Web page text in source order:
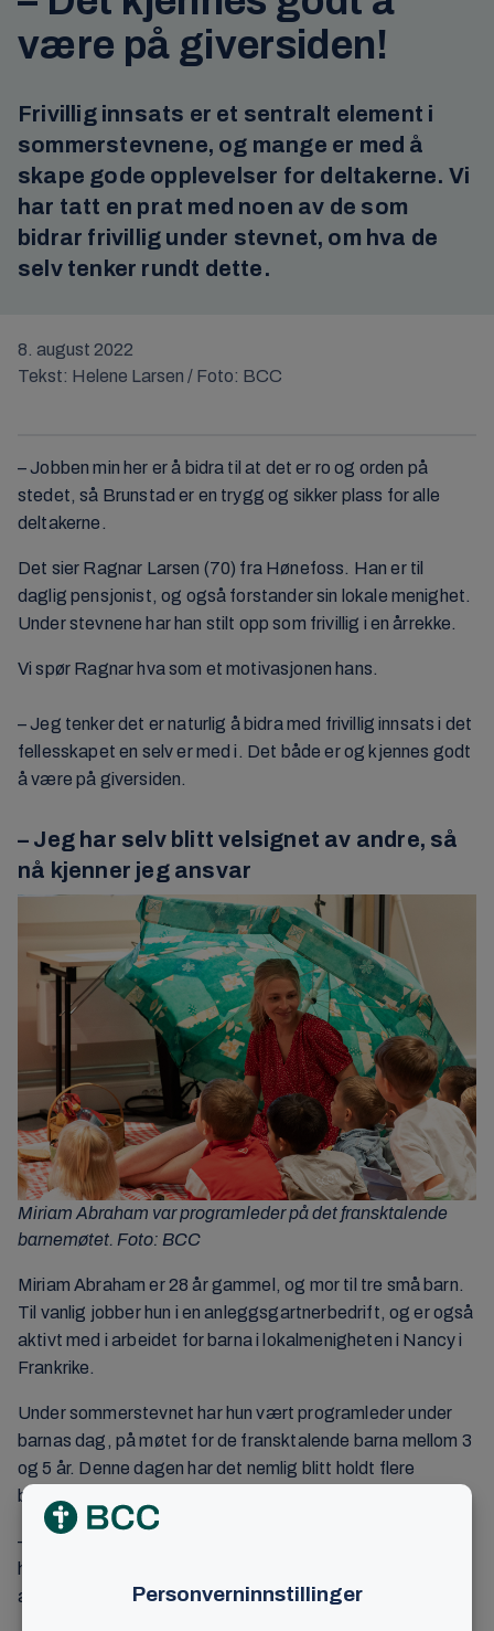
være på giversiden!
Frivillig innsats er et sentralt element i
sommerstevnene, og mange er med å
skape gode opplevelser for deltakerne. Vi
har tatt en prat med noen av de som
bidrar frivillig under stevnet, om hva de
selv tenker rundt dette.
8. august 2022
Tekst: Helene Larsen / Foto: BCC
– Jobben min her er å bidra til at det er ro og orden på
stedet, så Brunstad er en trygg og sikker plass for alle
deltakerne.
Det sier Ragnar Larsen (70) fra Hønefoss. Han er til
daglig pensjonist, og også forstander sin lokale menighet.
Under stevnene har han stilt opp som frivillig i en årrekke.
Vi spør Ragnar hva som et motivasjonen hans.
– Jeg tenker det er naturlig å bidra med frivillig innsats i det
fellesskapet en selv er med i. Det både er og kjennes godt
å være på giversiden.
– Jeg har selv blitt velsignet av andre, så
nå kjenner jeg ansvar
Miriam Abraham var programleder på det fransktalende
barnemøtet. Foto: BCC
Miriam Abraham er 28 år gammel, og mor til tre små barn.
Til vanlig jobber hun i en anleggsgartnerbedrift, og er også
aktivt med i arbeidet for barna i lokalmenigheten i Nancy i
Frankrike.
Under sommerstevnet har hun vært programleder under
barnas dag, på møtet for de fransktalende barna mellom 3
og 5 år. Denne dagen har det nemlig blitt holdt flere
barnemøter parallelt, på forskjellige språk.
– Det er omtrent 35-40 franske barn i alderen 3-5 år, så vi
har også fått med flere mentorer under møtet, som har
aktivisert barna, sier Miriam.